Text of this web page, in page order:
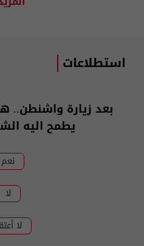
استطلاعات
بعد زيارة واشنطن..
يطمح اليه
نعم
لا
لا